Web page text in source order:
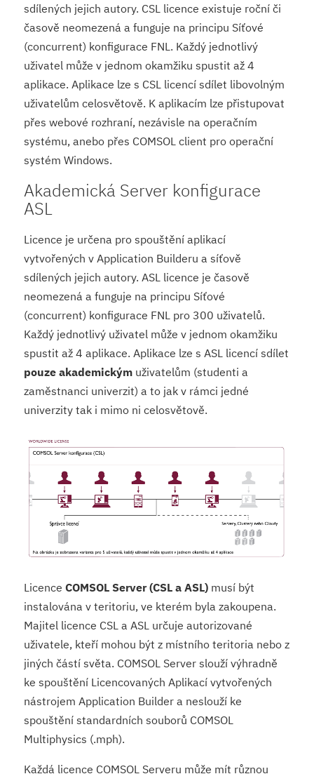
sdílených jejich autory. CSL licence existuje roční či
časově neomezená a funguje na principu Síťové
(concurrent) konfigurace FNL. Každý jednotlivý
uživatel může v jednom okamžiku spustit až 4
aplikace. Aplikace lze s CSL licencí sdílet libovolným
uživatelům celosvětově. K aplikacím lze přistupovat
přes webové rozhraní, nezávisle na operačním
systému, anebo přes COMSOL client pro operační
systém Windows.
Akademická Server konfigurace
ASL
Licence je určena pro spouštění aplikací
vytvořených v Application Builderu a síťově
sdílených jejich autory. ASL licence je časově
neomezená a funguje na principu Síťové
(concurrent) konfigurace FNL pro 300 uživatelů.
Každý jednotlivý uživatel může v jednom okamžiku
spustit až 4 aplikace. Aplikace lze s ASL licencí sdílet
pouze akademickým uživatelům (studenti a
zaměstnanci univerzit) a to jak v rámci jedné
univerzity tak i mimo ni celosvětově.
LicenceCOMSOL Server (CSL a ASL) musí být
instalována v teritoriu, ve kterém byla zakoupena.
Majitel licence CSL a ASL určuje autorizované
uživatele, kteří mohou být z místního teritoria nebo z
jiných částí světa. COMSOL Server slouží výhradně
ke spouštění Licencovaných Aplikací vytvořených
nástrojem Application Builder a neslouží ke
spouštění standardních souborů COMSOL
Multiphysics (.mph).
Každá licence COMSOL Serveru může mít různou